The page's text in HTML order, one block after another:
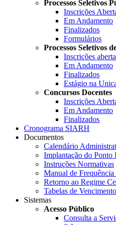
Processos Seletivos
Inscrições
Em Andamento
Finalizados
Formulários
Processos Seletivos
Inscrições
Em Andamento
Finalizados
Estágio na
Concursos Docentes
Inscrições
Em Andamento
Finalizados
Cronograma SIARH
Documentos
Calendário
Implantação do Ponto
Instruções Normativas
Manual de Frequência
Retorno ao Regime
Tabelas de
Sistemas
Acesso Público
Consulta a